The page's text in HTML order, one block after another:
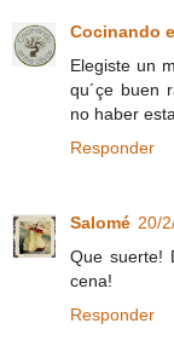
Cocinando
Elegiste un
qu´çe buen
no haber
Responder
Salomé 20/
Que suerte!
cena!
Responder